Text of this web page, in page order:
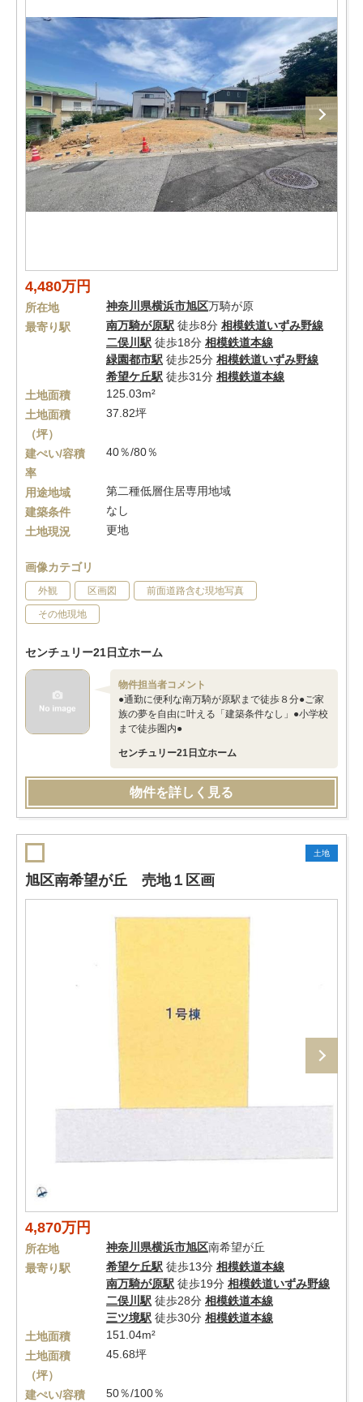
4,480万円
所在地 神奈川県横浜市旭区万騎が原
最寄り駅
南万騎が原駅 徒歩8分 相模鉄道いずみ野線
二俣川駅 徒歩18分 相模鉄道本線
緑園都市駅 徒歩25分 相模鉄道いずみ野線
希望ケ丘駅 徒歩31分 相模鉄道本線
土地面積
125.03m²
土地面積
（坪）
37.82坪
建ぺい/容積
率
40％/80％
用途地域
第二種低層住居専用地域
建築条件
なし
土地現況
更地
画像カテゴリ
外観 区画図 前面道路含む現地写真
その他現地
センチュリー21日立ホーム
物件担当者コメント
●通勤に便利な南万騎が原駅まで徒歩８分●ご家
族の夢を自由に叶える「建築条件なし」●小学校
まで徒歩圏内●
センチュリー21日立ホーム
物件を詳しく見る
土地
旭区南希望が丘 売地１区画
4,870万円
所在地 神奈川県横浜市旭区南希望が丘
最寄り駅
希望ケ丘駅 徒歩13分 相模鉄道本線
南万騎が原駅 徒歩19分 相模鉄道いずみ野線
二俣川駅 徒歩28分 相模鉄道本線
三ツ境駅 徒歩30分 相模鉄道本線
土地面積
151.04m²
土地面積
（坪）
45.68坪
建ぺい/容積 50％/100％